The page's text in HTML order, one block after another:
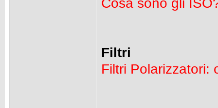
Cosa sono gli
Filtri
Filtri Polarizzatori: